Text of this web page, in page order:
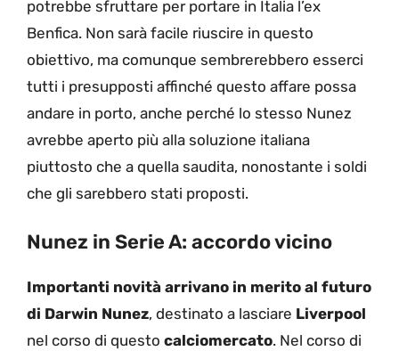
potrebbe sfruttare per portare in Italia l’ex
Benfica. Non sarà facile riuscire in questo
obiettivo, ma comunque sembrerebbero esserci
tutti i presupposti affinché questo affare possa
andare in porto, anche perché lo stesso Nunez
avrebbe aperto più alla soluzione italiana
piuttosto che a quella saudita, nonostante i soldi
che gli sarebbero stati proposti.
Nunez in Serie A: accordo vicino
Importanti novità arrivano in merito al futuro
di Darwin Nunez, destinato a lasciare Liverpool
nel corso di questo calciomercato. Nel corso di